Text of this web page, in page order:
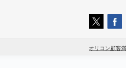
オリコン顧客